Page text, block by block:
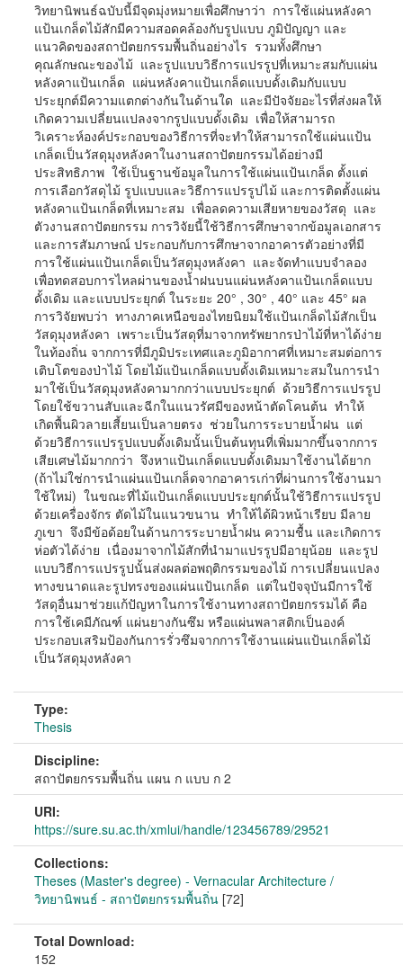
วิทยานิพนธ์ฉบับนี้มีจุดมุ่งหมายเพื่อศึกษาว่า การใช้แผ่นหลังคา
แป้นเกล็ดไม้สักมีความสอดคล้องกับรูปแบบ ภูมิปัญญา และ
แนวคิดของสถาปัตยกรรมพื้นถิ่นอย่างไร รวมทั้งศึกษา
คุณลักษณะของไม้ และรูปแบบวิธีการแปรรูปที่เหมาะสมกับแผ่น
หลังคาแป้นเกล็ด แผ่นหลังคาแป้นเกล็ดแบบดั้งเดิมกับแบบ
ประยุกต์มีความแตกต่างกันในด้านใด และมีปัจจัยอะไรที่ส่งผลให้
เกิดความเปลี่ยนแปลงจากรูปแบบดั้งเดิม เพื่อให้สามารถ
วิเคราะห์องค์ประกอบของวิธีการที่จะทำให้สามารถใช้แผ่นแป้น
เกล็ดเป็นวัสดุมุงหลังคาในงานสถาปัตยกรรมได้อย่างมี
ประสิทธิภาพ ใช้เป็นฐานข้อมูลในการใช้แผ่นแป้นเกล็ด ตั้งแต่
การเลือกวัสดุไม้ รูปแบบและวิธีการแปรรูปไม้ และการติดตั้งแผ่น
หลังคาแป้นเกล็ดที่เหมาะสม เพื่อลดความเสียหายของวัสดุ และ
ตัวงานสถาปัตยกรรม การวิจัยนี้ใช้วิธีการศึกษาจากข้อมูลเอกสาร
และการสัมภาษณ์ ประกอบกับการศึกษาจากอาคารตัวอย่างที่มี
การใช้แผ่นแป้นเกล็ดเป็นวัสดุมุงหลังคา และจัดทำแบบจำลอง
เพื่อทดสอบการไหลผ่านของน้ำฝนบนแผ่นหลังคาแป้นเกล็ดแบบ
ดั้งเดิม และแบบประยุกต์ ในระยะ 20° , 30° , 40° และ 45° ผล
การวิจัยพบว่า ทางภาคเหนือของไทยนิยมใช้แป้นเกล็ดไม้สักเป็น
วัสดุมุงหลังคา เพราะเป็นวัสดุที่มาจากทรัพยากรป่าไม้ที่หาได้ง่าย
ในท้องถิ่น จากการที่มีภูมิประเทศและภูมิอากาศที่เหมาะสมต่อการ
เติบโตของป่าไม้ โดยไม้แป้นเกล็ดแบบดั้งเดิมเหมาะสมในการนำ
มาใช้เป็นวัสดุมุงหลังคามากกว่าแบบประยุกต์ ด้วยวิธีการแปรรูป
โดยใช้ขวานสับและฉีกในแนวรัศมีของหน้าตัดโคนต้น ทำให้
เกิดพื้นผิวลายเสี้ยนเป็นลายตรง ช่วยในการระบายน้ำฝน แต่
ด้วยวิธีการแปรรูปแบบดั้งเดิมนั้นเป็นต้นทุนที่เพิ่มมากขึ้นจากการ
เสียเศษไม้มากกว่า จึงหาแป้นเกล็ดแบบดั้งเดิมมาใช้งานได้ยาก
(ถ้าไม่ใช่การนำแผ่นแป้นเกล็ดจากอาคารเก่าที่ผ่านการใช้งานมา
ใช้ใหม่) ในขณะที่ไม้แป้นเกล็ดแบบประยุกต์นั้นใช้วิธีการแปรรูป
ด้วยเครื่องจักร ตัดไม้ในแนวขนาน ทำให้ได้ผิวหน้าเรียบ มีลาย
ภูเขา จึงมีข้อด้อยในด้านการระบายน้ำฝน ความชื้น และเกิดการ
ห่อตัวได้ง่าย เนื่องมาจากไม้สักที่นำมาแปรรูปมีอายุน้อย และรูป
แบบวิธีการแปรรูปนั้นส่งผลต่อพฤติกรรมของไม้ การเปลี่ยนแปลง
ทางขนาดและรูปทรงของแผ่นแป้นเกล็ด แต่ในปัจจุบันมีการใช้
วัสดุอื่นมาช่วยแก้ปัญหาในการใช้งานทางสถาปัตยกรรมได้ คือ
การใช้เคมีภัณฑ์ แผ่นยางกันซึม หรือแผ่นพลาสติกเป็นองค์
ประกอบเสริมป้องกันการรั่วซึมจากการใช้งานแผ่นแป้นเกล็ดไม้
เป็นวัสดุมุงหลังคา
Type:
Thesis
Discipline:
สถาปัตยกรรมพื้นถิ่น แผน ก แบบ ก 2
URI:
https://sure.su.ac.th/xmlui/handle/123456789/29521
Collections:
Theses (Master's degree) - Vernacular Architecture /
วิทยานิพนธ์ - สถาปัตยกรรมพื้นถิ่น [72]
Total Download:
152